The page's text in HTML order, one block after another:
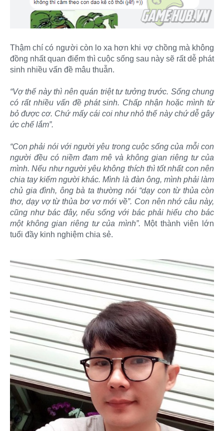
Thậm chí có người còn lo xa hơn khi vợ chồng mà không
đồng nhất quan điểm thì cuộc sống sau này sẽ rất dễ phát
sinh nhiều vấn đề mâu thuẫn.
“Vợ thế này thì nên quán triệt tư tưởng trước. Sống chung
có rất nhiều vấn đề phát sinh. Chấp nhận hoặc mình từ
bỏ được cơ. Chứ mấy cái coi như nhỏ thế này chứ dễ gây
ức chế lắm”.
“Con phải nói với người yêu trong cuộc sống của mỗi con
người đều có niềm đam mê và không gian riêng tư của
mình. Nếu như người yêu không thích thì tốt nhất con nên
chia tay kiếm người khác. Mình là đàn ông, mình phải làm
chủ gia đình, ông bà ta thường nói “dạy con từ thủa còn
thơ, dạy vợ từ thủa bơ vơ mới về”. Con nên nhớ câu này,
cũng như bác đây, nếu sống với bác phải hiểu cho bác
một không gian riêng tư của mình”. Một thành viên lớn
tuổi đầy kinh nghiệm chia sẻ.